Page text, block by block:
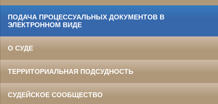
ПОДАЧА ПРОЦЕССУАЛЬНЫХ ДОКУМЕНТОВ В
ЭЛЕКТРОННОМ ВИДЕ
О СУДЕ
ТЕРРИТОРИАЛЬНАЯ ПОДСУДНОСТЬ
СУДЕЙСКОЕ СООБЩЕСТВО